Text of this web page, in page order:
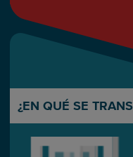
¿EN QUÉ SE